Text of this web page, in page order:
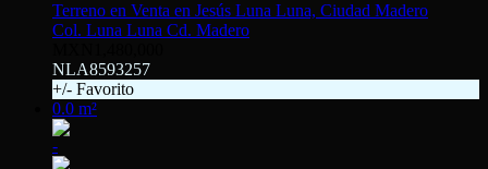
Terreno en Venta en Jesús Luna Luna, Ciudad Madero
Col. Luna Luna Cd. Madero
NLA8593257
+/- Favorito
0.0 m²
-